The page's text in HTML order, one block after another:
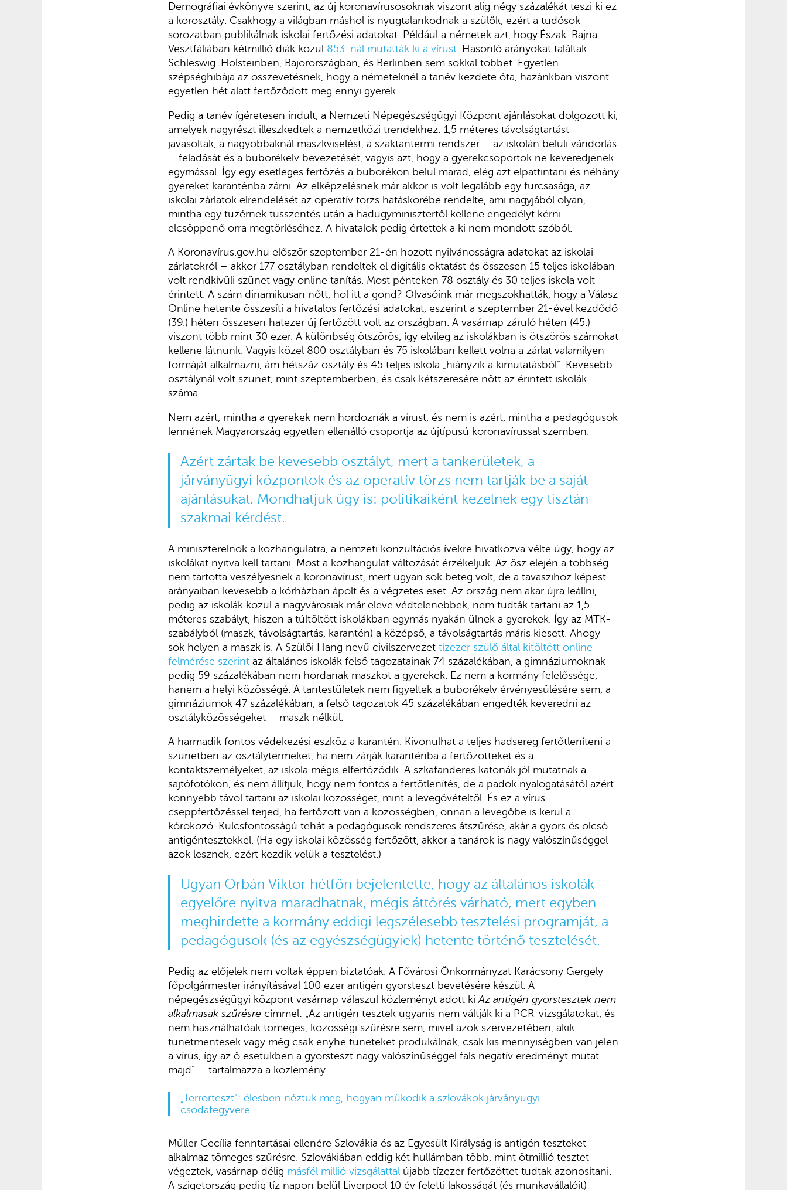
Demográfiai évkönyve szerint, az új koronavírusosoknak viszont alig négy százalékát teszi ki ez
a korosztály. Csakhogy a világban máshol is nyugtalankodnak a szülők, ezért a tudósok
sorozatban publikálnak iskolai fertőzési adatokat. Például a németek azt, hogy Észak-Rajna-
Vesztfáliában kétmillió diák közül 853-nál mutatták ki a vírust. Hasonló arányokat találtak
Schleswig-Holsteinben, Bajorországban, és Berlinben sem sokkal többet. Egyetlen
szépséghibája az összevetésnek, hogy a németeknél a tanév kezdete óta, hazánkban viszont
egyetlen hét alatt fertőződött meg ennyi gyerek.
Pedig a tanév ígéretesen indult, a Nemzeti Népegészségügyi Központ ajánlásokat dolgozott ki,
amelyek nagyrészt illeszkedtek a nemzetközi trendekhez: 1,5 méteres távolságtartást
javasoltak, a nagyobbaknál maszkviselést, a szaktantermi rendszer – az iskolán belüli vándorlás
– feladását és a buborékelv bevezetését, vagyis azt, hogy a gyerekcsoportok ne keveredjenek
egymással. Így egy esetleges fertőzés a buborékon belül marad, elég azt elpattintani és néhány
gyereket karanténba zárni. Az elképzelésnek már akkor is volt legalább egy furcsasága, az
iskolai zárlatok elrendelését az operatív törzs hatáskörébe rendelte, ami nagyjából olyan,
mintha egy tüzérnek tüsszentés után a hadügyminisztertől kellene engedélyt kérni
elcsöppenő orra megtörléséhez. A hivatalok pedig értettek a ki nem mondott szóból.
A Koronavírus.gov.hu először szeptember 21-én hozott nyilvánosságra adatokat az iskolai
zárlatokról – akkor 177 osztályban rendeltek el digitális oktatást és összesen 15 teljes iskolában
volt rendkívüli szünet vagy online tanítás. Most pénteken 78 osztály és 30 teljes iskola volt
érintett. A szám dinamikusan nőtt, hol itt a gond? Olvasóink már megszokhatták, hogy a Válasz
Online hetente összesíti a hivatalos fertőzési adatokat, eszerint a szeptember 21-ével kezdődő
(39.) héten összesen hatezer új fertőzött volt az országban. A vasárnap záruló héten (45.)
viszont több mint 30 ezer. A különbség ötszörös, így elvileg az iskolákban is ötszörös számokat
kellene látnunk. Vagyis közel 800 osztályban és 75 iskolában kellett volna a zárlat valamilyen
formáját alkalmazni, ám hétszáz osztály és 45 teljes iskola „hiányzik a kimutatásból”. Kevesebb
osztálynál volt szünet, mint szeptemberben, és csak kétszeresére nőtt az érintett iskolák
száma.
Nem azért, mintha a gyerekek nem hordoznák a vírust, és nem is azért, mintha a pedagógusok
lennének Magyarország egyetlen ellenálló csoportja az újtípusú koronavírussal szemben.
Azért zártak be kevesebb osztályt, mert a tankerületek, a
járványügyi központok és az operatív törzs nem tartják be a saját
ajánlásukat. Mondhatjuk úgy is: politikaiként kezelnek egy tisztán
szakmai kérdést.
A miniszterelnök a közhangulatra, a nemzeti konzultációs ívekre hivatkozva vélte úgy, hogy az
iskolákat nyitva kell tartani. Most a közhangulat változását érzékeljük. Az ősz elején a többség
nem tartotta veszélyesnek a koronavírust, mert ugyan sok beteg volt, de a tavaszihoz képest
arányaiban kevesebb a kórházban ápolt és a végzetes eset. Az ország nem akar újra leállni,
pedig az iskolák közül a nagyvárosiak már eleve védtelenebbek, nem tudták tartani az 1,5
méteres szabályt, hiszen a túltöltött iskolákban egymás nyakán ülnek a gyerekek. Így az MTK-
szabályból (maszk, távolságtartás, karantén) a középső, a távolságtartás máris kiesett. Ahogy
sok helyen a maszk is. A Szülői Hang nevű civilszervezet tízezer szülő által kitöltött online
felmérése szerint az általános iskolák felső tagozatainak 74 százalékában, a gimnáziumoknak
pedig 59 százalékában nem hordanak maszkot a gyerekek. Ez nem a kormány felelőssége,
hanem a helyi közösségé. A tantestületek nem figyeltek a buborékelv érvényesülésére sem, a
gimnáziumok 47 százalékában, a felső tagozatok 45 százalékában engedték keveredni az
osztályközösségeket – maszk nélkül.
A harmadik fontos védekezési eszköz a karantén. Kivonulhat a teljes hadsereg fertőtleníteni a
szünetben az osztálytermeket, ha nem zárják karanténba a fertőzötteket és a
kontaktszemélyeket, az iskola mégis elfertőződik. A szkafanderes katonák jól mutatnak a
sajtófotókon, és nem állítjuk, hogy nem fontos a fertőtlenítés, de a padok nyalogatásától azért
könnyebb távol tartani az iskolai közösséget, mint a levegővételtől. És ez a vírus
cseppfertőzéssel terjed, ha fertőzött van a közösségben, onnan a levegőbe is kerül a
kórokozó. Kulcsfontosságú tehát a pedagógusok rendszeres átszűrése, akár a gyors és olcsó
antigéntesztekkel. (Ha egy iskolai közösség fertőzött, akkor a tanárok is nagy valószínűséggel
azok lesznek, ezért kezdik velük a tesztelést.)
Ugyan Orbán Viktor hétfőn bejelentette, hogy az általános iskolák
egyelőre nyitva maradhatnak, mégis áttörés várható, mert egyben
meghirdette a kormány eddigi legszélesebb tesztelési programját, a
pedagógusok (és az egyészségügyiek) hetente történő tesztelését.
Pedig az előjelek nem voltak éppen biztatóak. A Fővárosi Önkormányzat Karácsony Gergely
főpolgármester irányításával 100 ezer antigén gyorsteszt bevetésére készül. A
népegészségügyi központ vasárnap válaszul közleményt adott kiAz antigén gyorstesztek nem
alkalmasak szűrésre címmel: „Az antigén tesztek ugyanis nem váltják ki a PCR-vizsgálatokat, és
nem használhatóak tömeges, közösségi szűrésre sem, mivel azok szervezetében, akik
tünetmentesek vagy még csak enyhe tüneteket produkálnak, csak kis mennyiségben van jelen
a vírus, így az ő esetükben a gyorsteszt nagy valószínűséggel fals negatív eredményt mutat
majd” – tartalmazza a közlemény.
„Terrorteszt”: élesben néztük meg, hogyan működik a szlovákok járványügyi
csodafegyvere
Müller Cecília fenntartásai ellenére Szlovákia és az Egyesült Királyság is antigén teszteket
alkalmaz tömeges szűrésre. Szlovákiában eddig két hullámban több, mint ötmillió tesztet
végeztek, vasárnap délig másfél millió vizsgálattal újabb tízezer fertőzöttet tudtak azonosítani.
A szigetország pedig tíz napon belül Liverpool 10 év feletti lakosságát (és munkavállalóit)